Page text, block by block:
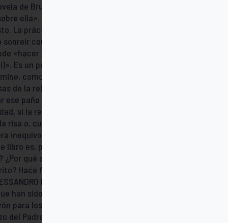
de Bruce Marshall, que «sólo los que
ella». Y Alessandro Pronzato
La práctica dice exactamente lo
con un montón de cosas, pero no
«hacer bromas con los soldados
Es un peligro tocar ciertas aureolas. Es
como una ráfaga de viento
de la religión están envueltas en un
paño y poner de manifiesto que «el
si la religión fuera una cosa seria,
o, cuando menos, la sonrisa. La falta
inequívoca, que la fe no ha sido tomada
es, por tanto, la siguiente: ¿por qué
qué se considera el humor, dentro
Hace falta, como dice Umberto Eco
PRONZATO, sacerdote italiano,
han sido traducidas a infinidad de
para los enfermos: Camilo de Lellis
del Padre (2003) y El Domingo, fiesta del